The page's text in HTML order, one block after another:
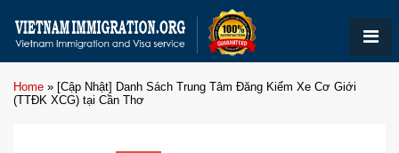
Home » [Cập Nhật] Danh Sách Trung Tâm Đăng Kiểm Xe Cơ Giới
(TTĐK XCG) tại Cần Thơ